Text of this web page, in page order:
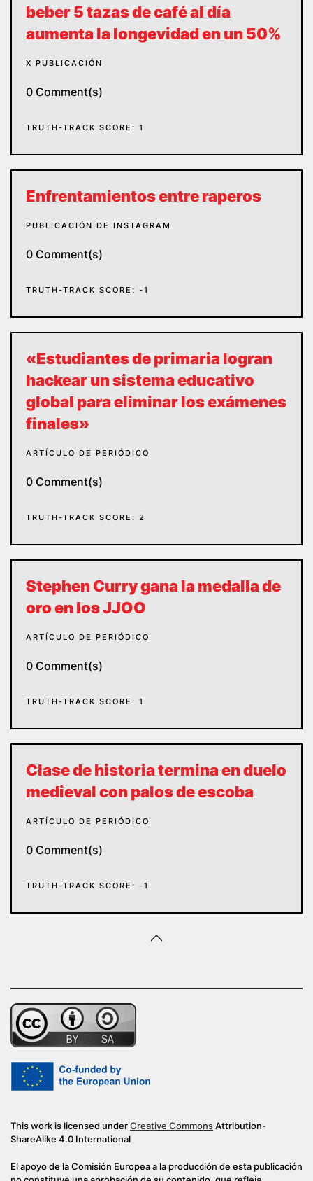
beber 5 tazas de café al día
aumenta la longevidad en un 50%
X PUBLICACIÓN
0 Comment(s)
TRUTH-TRACK SCORE: 1
Enfrentamientos entre raperos
PUBLICACIÓN DE INSTAGRAM
0 Comment(s)
TRUTH-TRACK SCORE: -1
«Estudiantes de primaria logran
hackear un sistema educativo
global para eliminar los exámenes
finales»
ARTÍCULO DE PERIÓDICO
0 Comment(s)
TRUTH-TRACK SCORE: 2
Stephen Curry gana la medalla de
oro en los JJOO
ARTÍCULO DE PERIÓDICO
0 Comment(s)
TRUTH-TRACK SCORE: 1
Clase de historia termina en duelo
medieval con palos de escoba
ARTÍCULO DE PERIÓDICO
0 Comment(s)
TRUTH-TRACK SCORE: -1
This work is licensed underCreative CommonsAttribution-
ShareAlike 4.0 International
El apoyo de la Comisión Europea a la producción de esta publicación